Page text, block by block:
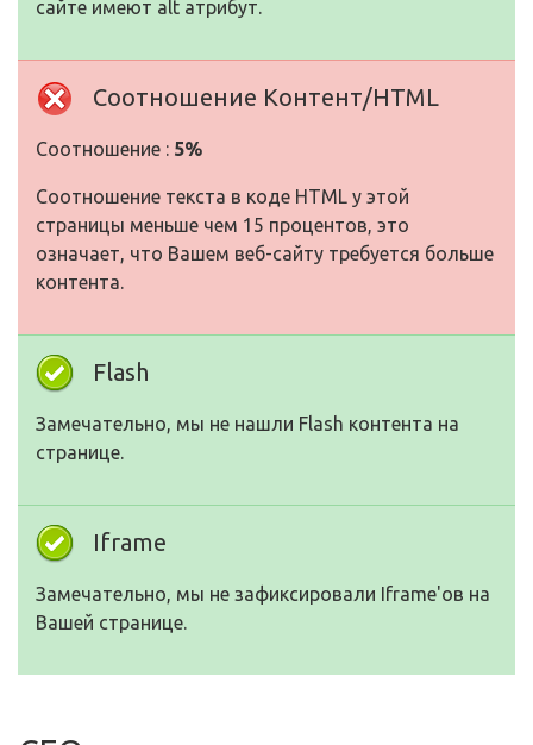
сайте имеют alt атрибут.
Соотношение Контент/HTML
Соотношение : 5%
Соотношение текста в коде HTML у этой
страницы меньше чем 15 процентов, это
означает, что Вашем веб-сайту требуется больше
контента.
Flash
Замечательно, мы не нашли Flash контента на
странице.
Iframe
Замечательно, мы не зафиксировали Iframe'ов на
Вашей странице.